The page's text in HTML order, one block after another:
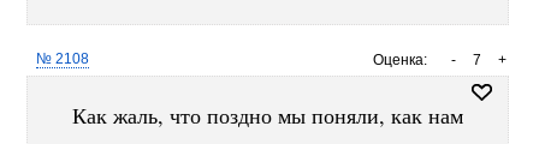
Оценка: +
7
-
№ 2108
Как жаль, что поздно мы поняли, как нам